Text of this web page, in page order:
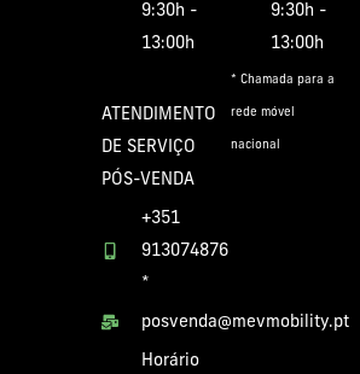
9:30h -
13:00h
ATENDIMENTO
DE SERVIÇO
PÓS-VENDA
+351
913074876
*
posvenda@mevmobility.pt
Horário
9:30h -
13:00h
* Chamada para a
rede móvel
nacional